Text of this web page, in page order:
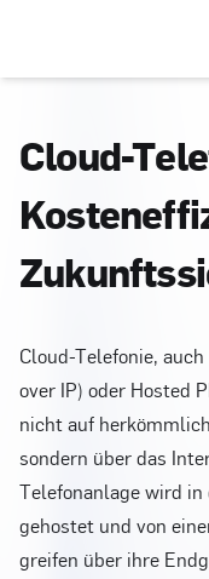
Cloud-
Cloud-Telefonie,
over IP) oder Hosted
nicht auf
sondern über das
Telefonanlage wird in
gehostet und von
greifen über ihre